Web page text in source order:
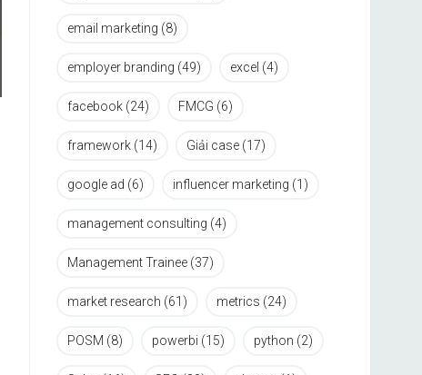
email marketing (8)
employer branding (49) excel (4)
facebook (24) FMCG (6)
framework (14) Giải case (17)
google ad (6) influencer marketing (1)
management consulting (4)
Management Trainee (37)
market research (61) metrics (24)
POSM (8) powerbi (15) python (2)